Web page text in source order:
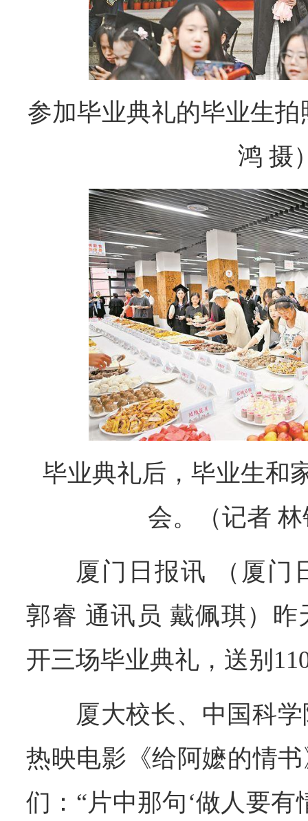
参加毕业典礼的毕业生
鸿 摄
毕业典礼后，毕业生和
会。（记者
厦门日报讯 （厦门
郭睿 通讯员 戴佩琪）
开三场毕业典礼，送别
厦大校长、中国科
热映电影《给阿嬷的情
们：“片中那句‘做人要有